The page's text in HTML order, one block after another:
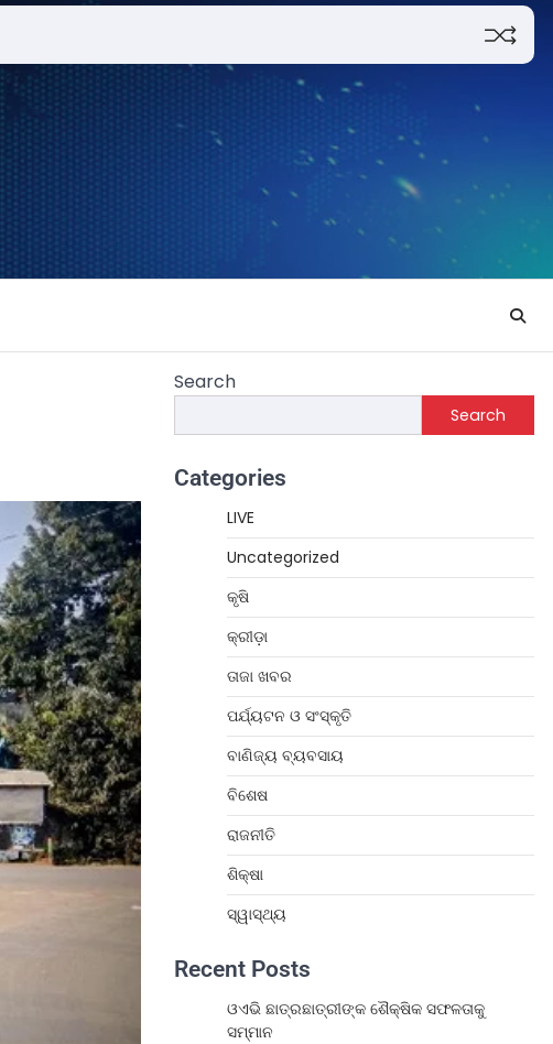
Search
Search
Categories
LIVE
Uncategorized
କୃଷି
କ୍ରୀଡ଼ା
ତାଜା ଖବର
ପର୍ଯ୍ୟଟନ ଓ ସଂସ୍କୃତି
ବାଣିଜ୍ୟ ବ୍ୟବସାୟ
ବିଶେଷ
ରାଜନୀତି
ଶିକ୍ଷା
ସ୍ୱାସ୍ଥ୍ୟ
Recent Posts
ଓଏଭି ଛାତ୍ରଛାତ୍ରୀଙ୍କ ଶୈକ୍ଷିକ ସଫଳତାକୁ
ସମ୍ମାନ